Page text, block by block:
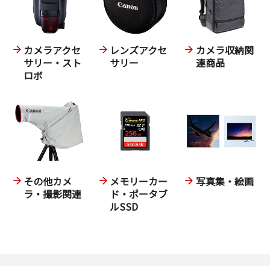
カメラアクセ
サリー・スト
ロボ
レンズアクセ
サリー
カメラ収納関
連商品
その他カメ
ラ・撮影関連
メモリーカー
ド・ポータブ
ルSSD
写真集・絵画